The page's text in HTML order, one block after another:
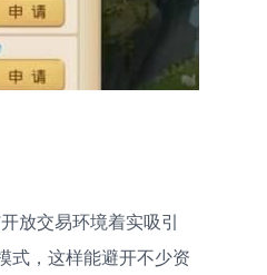
放交易环境着实吸引
式，这样能避开不少资